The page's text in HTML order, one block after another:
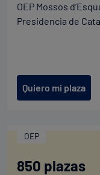
OEP Mossos
Presidencia de
Quiero mi plaza
OEP
850 plazas